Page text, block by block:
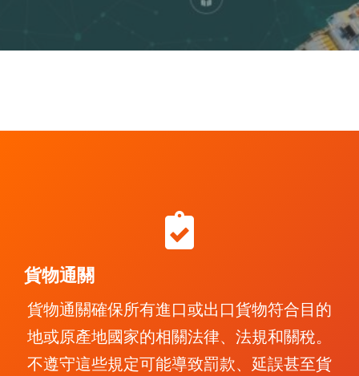
貨物通關
貨物通關確保所有進口或出口貨物符合目的
地或原產地國家的相關法律、法規和關稅。
不遵守這些規定可能導致罰款、延誤甚至貨